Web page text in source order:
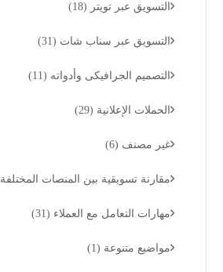
التسويق عبر تويتر (18)
التسويق عبر سناب شات (31)
التصميم الجرافيكى وأدواته (11)
الحملات الإعلانية (29)
غير مصنف (6)
مقارنة تسويقية بين المنصات المختلفة
مهارات التعامل مع العملاء (31)
مواضيع متنوعة (1)